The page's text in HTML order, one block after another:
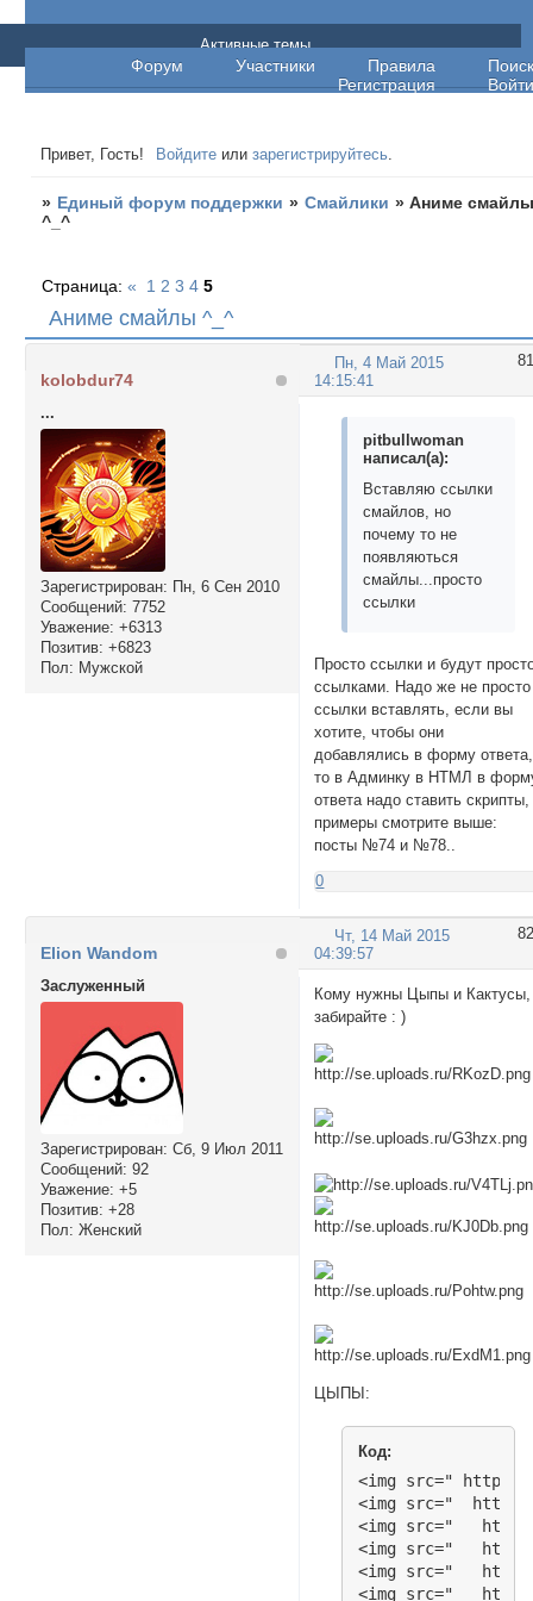
Единый форум поддержки
Форум Участники Правила
Поиск
Регистрация
Войти
Активные темы
Привет, Гость! Войдите илизарегистрируйтесь.
» Единый форум поддержки » Смайлики »Аниме
^_^
Аниме смайлы ^_^
Страница:« 1 2 3 4 5
81
Пн, 4 Май 2015
14:15:41
kolobdur74
...
Зарегистрирован: Пн, 6 Сен 2010
Сообщений: 7752
Уважение: +6313
Позитив: +6823
Пол: Мужской
pitbullwoman
написал(а):
Вставляю ссылки
смайлов, но
почему то не
появляються
смайлы...просто
ссылки
Просто ссылки и будут
ссылками. Надо же не просто
ссылки вставлять, если вы
хотите, чтобы они
добавлялись в форму ответа,
то в Админку в НТМЛ в
ответа надо ставить скрипты,
примеры смотрите выше:
посты №74 и №78..
0
82
Чт, 14 Май 2015
04:39:57
Elion Wandom
Заслуженный
Зарегистрирован: Сб, 9 Июл 2011
Сообщений: 92
Уважение: +5
Позитив: +28
Пол: Женский
Кому нужны Цыпы и Кактусы,
забирайте : )
ЦЫПЫ:
Код:
<img src=" http://
<img src="
<img src="
<img src="
<img src="
<img src="